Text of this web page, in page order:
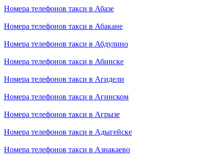
Номера телефонов такси в Абазе
Номера телефонов такси в Абакане
Номера телефонов такси в Абдулино
Номера телефонов такси в Абинске
Номера телефонов такси в Агидели
Номера телефонов такси в Агинском
Номера телефонов такси в Агрызе
Номера телефонов такси в Адыгейске
Номера телефонов такси в Азнакаево